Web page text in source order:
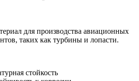
для производства авиационных
таких как турбины и лопасти.
стойкость